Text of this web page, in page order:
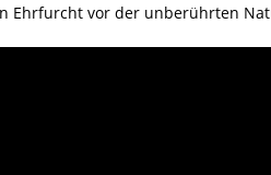
Ehrfurcht vor der unberührten